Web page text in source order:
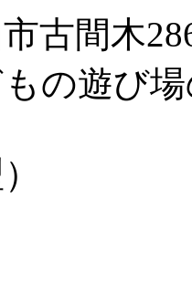
古間木
の遊び場